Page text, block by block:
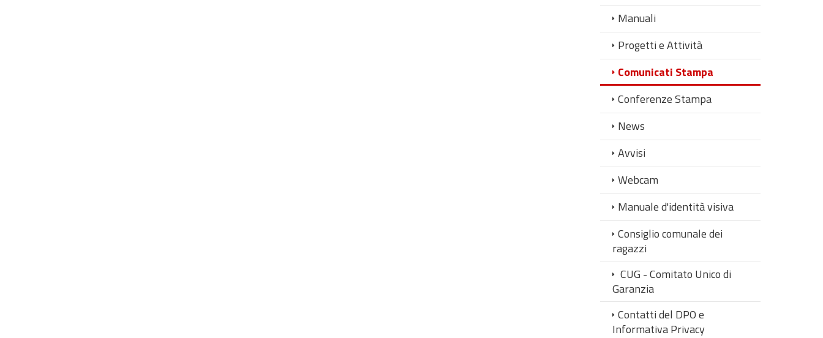
Manuali
Progetti e Attività
Comunicati Stampa
Conferenze Stampa
News
Avvisi
Webcam
Manuale d'identità visiva
Consiglio comunale dei
ragazzi
CUG - Comitato Unico di
Garanzia
Contatti del DPO e
Informativa Privacy